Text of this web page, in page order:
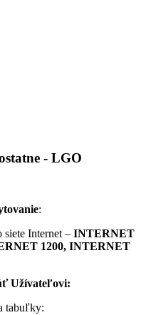
- LGO
:
siete Internet – INTERNET
1200, INTERNET
Užívateľovi:
tabuľky: